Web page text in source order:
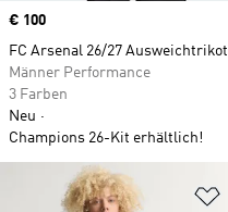
Price
€ 100
FC Arsenal 26/27 Ausweichtrikot
Männer Performance
3 Farben
Neu
Champions 26-Kit erhältlich!